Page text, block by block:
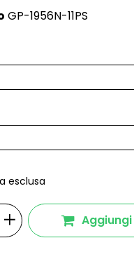
GP-1956N-11PS
esclusa